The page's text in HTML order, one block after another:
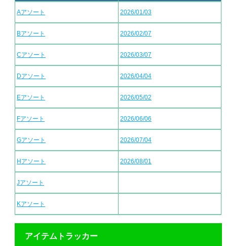
Aアソート 2026/01/03
Bアソート 2026/02/07
Cアソート 2026/03/07
Dアソート 2026/04/04
Eアソート 2026/05/02
Fアソート 2026/06/06
Gアソート 2026/07/04
Hアソート 2026/08/01
Jアソート
Kアソート
アイテムトラッカー